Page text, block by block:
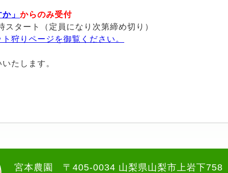
」 からのみ受付
タート（定員になり次第締め切り）
狩りページを御覧ください。
たします。
宮本農園 〒405-0034 山梨県山梨市上岩下758